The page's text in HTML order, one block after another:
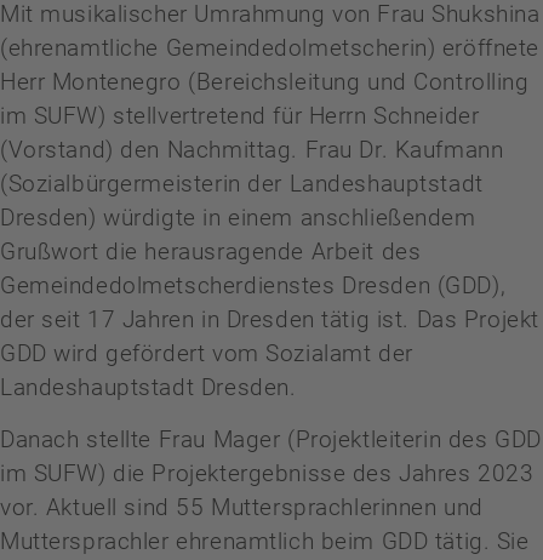
Mit musikalischer Umrahmung von Frau Shukshina
(ehrenamtliche Gemeindedolmetscherin) eröffnete
Herr Montenegro (Bereichsleitung und Controlling
im SUFW) stellvertretend für Herrn Schneider
(Vorstand) den Nachmittag. Frau Dr. Kaufmann
(Sozialbürgermeisterin der Landeshauptstadt
Dresden) würdigte in einem anschließendem
Grußwort die herausragende Arbeit des
Gemeindedolmetscherdienstes Dresden (GDD),
der seit 17 Jahren in Dresden tätig ist. Das Projekt
GDD wird gefördert vom Sozialamt der
Landeshauptstadt Dresden.
Danach stellte Frau Mager (Projektleiterin des GDD
im SUFW) die Projektergebnisse des Jahres 2023
vor. Aktuell sind 55 Muttersprachlerinnen und
Muttersprachler ehrenamtlich beim GDD tätig. Sie